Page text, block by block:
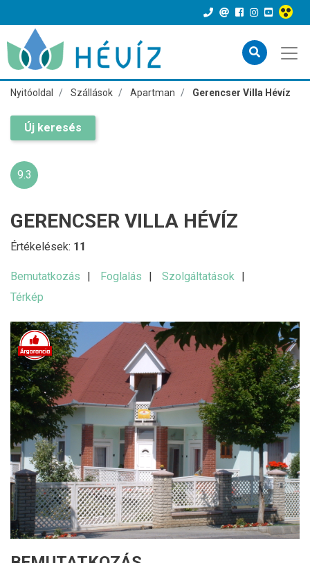
Nyitóoldal Szállások Apartman Gerencser Villa Hévíz
Új keresés
9.3
GERENCSER VILLA HÉVÍZ
Értékelések: 11
Bemutatkozás Foglalás
Szolgáltatások
Térkép